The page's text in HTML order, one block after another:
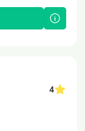
4